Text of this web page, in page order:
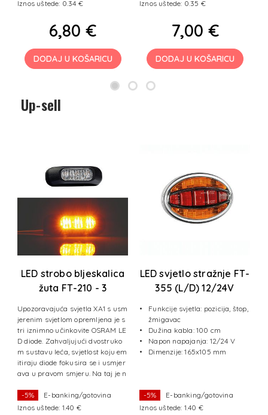
Iznos uštede: 0.34 €
6,80 €
DODAJ U KOŠARICU
Iznos uštede: 0.35 €
7,00 €
DODAJ U KOŠARICU
Up-sell
LED strobo bljeskalica
žuta FT-210 - 3
Upozoravajuća svjetla XA1 s usm
jerenim svjetlom opremljena je s
tri iznimno učinkovite OSRAM LE
D diode. Zahvaljujući dvostruko
m sustavu leća, svjetlost koju em
itiraju diode fokusira se i usmjer
ava u pravom smjeru. Na taj je n
-5%
E-banking/gotovina
Iznos uštede: 1.40 €
LED svjetlo stražnje FT-
355 (L/D) 12/24V
Funkcije svjetla: pozicija, štop,
žmigavac
Dužina kabla: 100 cm
Napon napajanja: 12/24 V
Dimenzije: 165x105 mm
-5%
E-banking/gotovina
Iznos uštede: 1.40 €